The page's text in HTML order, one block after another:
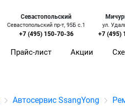
Севастопольский
Севастопольский пр-т, 95Б с.1
+7 (495) 150-70-36
ул.
+7 (495)
Прайс-лист Акции
Автосервис SsangYong